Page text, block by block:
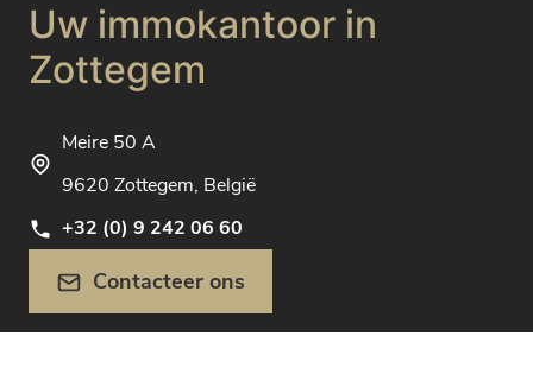
Uw immokantoor in
Zottegem
Meire 50 A
9620 Zottegem, België
+32 (0) 9 242 06 60
Contacteer ons